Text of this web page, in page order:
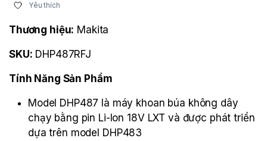
Yêu thích
Thương hiệu: Makita
SKU: DHP487RFJ
Tính Năng Sản Phẩm
Model DHP487 là máy khoan búa không dây
chạy bằng pin Li-Ion 18V LXT và được phát triển
dựa trên model DHP483